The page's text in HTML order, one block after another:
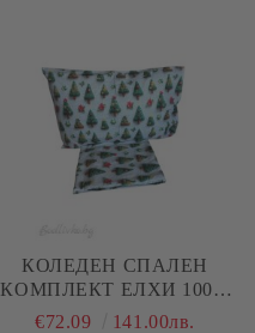
КОЛЕДЕН СПАЛЕН
КОМПЛЕКТ ЕЛХИ 100%
ПАМУК/ 5Д, РАНФОРС, 5
€72.09 141.00лв.